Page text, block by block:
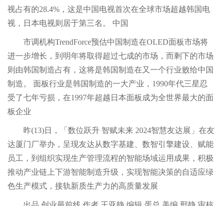
视占有的28.4%，这是中国电视首次在全球市场超越韩国电
视，日本电视则居于第三名。 中国
市调机构TrendForce预估中国制造在OLED面板市场将
进一步增长，到明年将取得超过七成的市场，而剩下的市场
则由韩国制造占有，这将是韩国制造在又一个行业败给中国
制造。 面板行业是韩国制造的一大产业，1990年代三星忍
受了七年亏损，在1997年超越日本面板成为全世界最大的面
板企业
昨(13)日，「数位跃升 智赋未来 2024智慧友达展」在友
达厦门厂举办，呈现友达从数字基建、数智引擎建设、赋能
员工，到组织实现生产管理流程的智能场域运用成果，积极
推动产业链上下游智能制造升级，实现智能决策的自适应绿
色生产模式，接轨新质生产力的高质量发展